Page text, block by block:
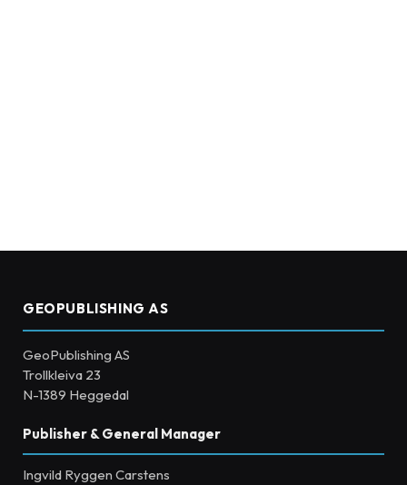
GEOPUBLISHING AS
GeoPublishing AS
Trollkleiva 23
N-1389 Heggedal
Publisher & General Manager
Ingvild Ryggen Carstens